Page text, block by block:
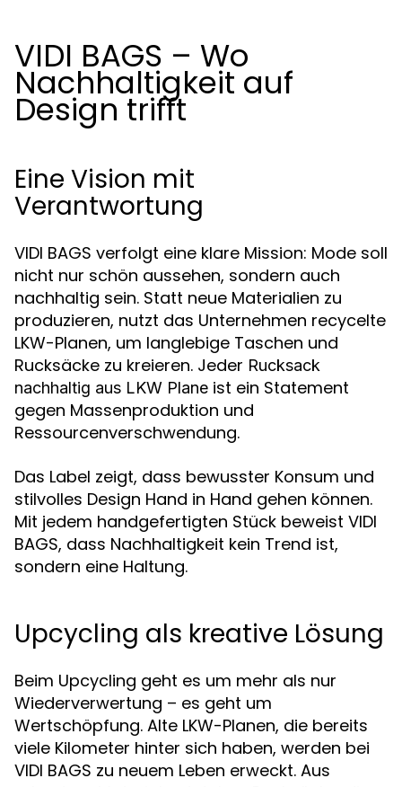
VIDI BAGS – Wo
Nachhaltigkeit auf
Design trifft
Eine Vision mit
Verantwortung
VIDI BAGS verfolgt eine klare Mission: Mode soll
nicht nur schön aussehen, sondern auch
nachhaltig sein. Statt neue Materialien zu
produzieren, nutzt das Unternehmen recycelte
LKW-Planen, um langlebige Taschen und
Rucksäcke zu kreieren. Jeder Rucksack
nachhaltig aus LKW Plane ist ein Statement
gegen Massenproduktion und
Ressourcenverschwendung.
Das Label zeigt, dass bewusster Konsum und
stilvolles Design Hand in Hand gehen können.
Mit jedem handgefertigten Stück beweist VIDI
BAGS, dass Nachhaltigkeit kein Trend ist,
sondern eine Haltung.
Upcycling als kreative Lösung
Beim Upcycling geht es um mehr als nur
Wiederverwertung – es geht um
Wertschöpfung. Alte LKW-Planen, die bereits
viele Kilometer hinter sich haben, werden bei
VIDI BAGS zu neuem Leben erweckt. Aus